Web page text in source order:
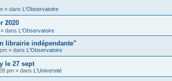
» dans L'Observatoire
2020
dans L'Observatoire
librairie indépendante"
» dans L'Observatoire
le 27 sept
pm » dans L'Université